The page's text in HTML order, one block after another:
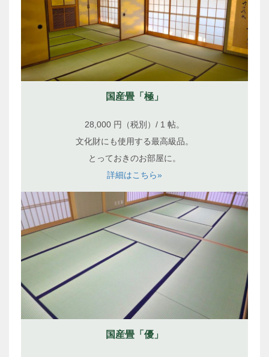
国産畳「極」
28,000 円（税別）/ 1 帖。
文化財にも使用する最高級品。
とっておきのお部屋に。
詳細はこちら»
国産畳「優」